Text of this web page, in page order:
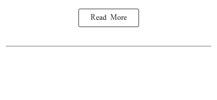
Read More